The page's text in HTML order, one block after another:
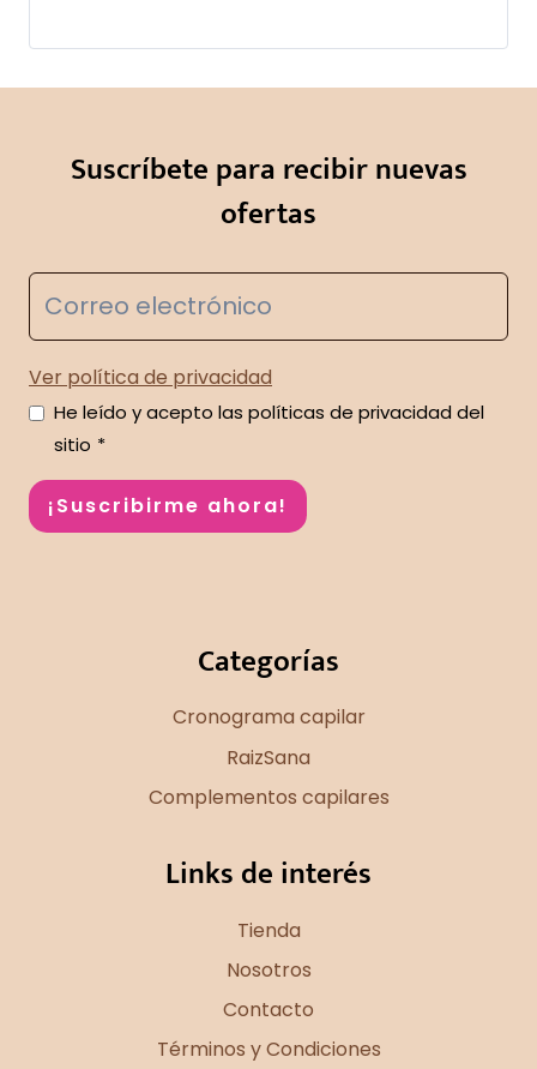
Suscríbete para recibir nuevas
ofertas
Ver política de privacidad
He leído y acepto las políticas de privacidad del
sitio *
¡Suscribirme ahora!
Categorías
Cronograma capilar
RaizSana
Complementos capilares
Links de interés
Tienda
Nosotros
Contacto
Términos y Condiciones